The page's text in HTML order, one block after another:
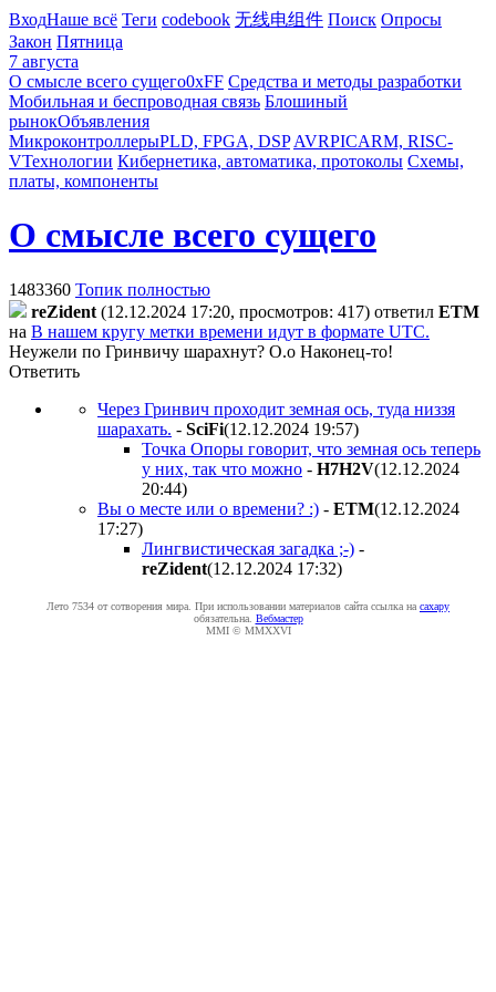
ВходНаше всё Теги codebook 无线电组件 Поиск Опросы
Закон Пятница
7 августа
О смысле всего сущего0xFF Средства и методы разработки
Мобильная и беспроводная связь Блошиный
рынокОбъявления
МикроконтроллерыPLD, FPGA, DSP AVRPICARM, RISC-
VТехнологии Кибернетика, автоматика, протоколы Схемы,
платы, компоненты
О смысле всего сущего
1483360 Топик полностью
reZident (12.12.2024 17:20, просмотров: 417) ответил ETM
на В нашем кругу метки времени идут в формате UTC.
Неужели по Гринвичу шарахнут? О.о Наконец-то!
Ответить
Через Гринвич проходит земная ось, туда низзя
шарахать. - SciFi(12.12.2024 19:57)
Точка Опоры говорит, что земная ось теперь
у них, так что можно - H7H2V(12.12.2024
20:44)
Вы о месте или о времени? :) - ETM(12.12.2024
17:27)
Лингвистическая загадка ;-) -
reZident(12.12.2024 17:32)
Лето 7534 от сотворения мира. При использовании материалов сайта ссылка на caxapу
обязательна. Вебмастер
MMI © MMXXVI